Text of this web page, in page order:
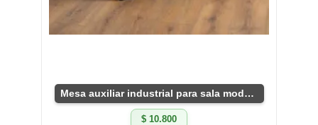
Mesa auxiliar industrial para sala moderna
$ 10.800